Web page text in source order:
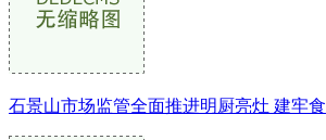
石景山市场监管全面推进明厨亮灶 建牢食